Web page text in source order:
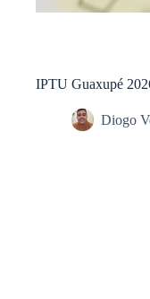
IPTU Guaxupé
Diogo